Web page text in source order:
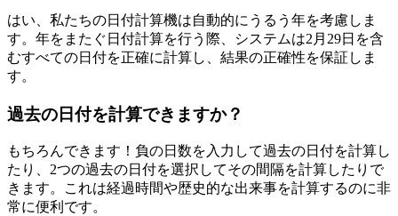
はい、私たちの日付計算機は自動的にうるう年を考慮しま
す。年をまたぐ日付計算を行う際、システムは2月29日を含
むすべての日付を正確に計算し、結果の正確性を保証しま
す。
過去の日付を計算できますか？
もちろんできます！負の日数を入力して過去の日付を計算し
たり、2つの過去の日付を選択してその間隔を計算したりで
きます。これは経過時間や歴史的な出来事を計算するのに非
常に便利です。